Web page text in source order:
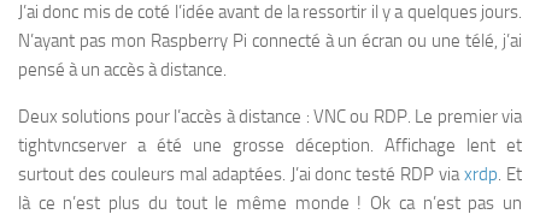
J’ai donc mis de coté l’idée avant de la ressortir il y a quelques jours.
N’ayant pas mon Raspberry Pi connecté à un écran ou une télé, j’ai
pensé à un accès à distance.
Deux solutions pour l’accès à distance : VNC ou RDP. Le premier via
tightvncserver a été une grosse déception. Affichage lent et
surtout des couleurs mal adaptées. J’ai donc testé RDP viaxrdp. Et
là ce n’est plus du tout le même monde ! Ok ca n’est pas un